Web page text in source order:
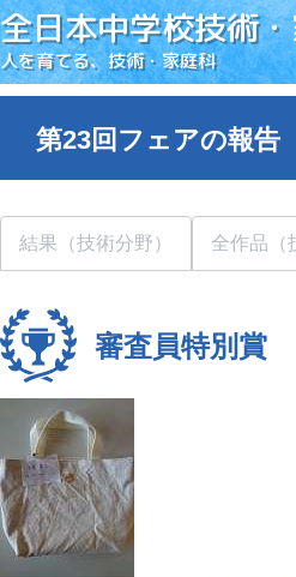
全日本中学校技術
人を育てる、技術・家庭科
第23回フェアの報
結果（技術分野） 全作品（
審査員特別賞